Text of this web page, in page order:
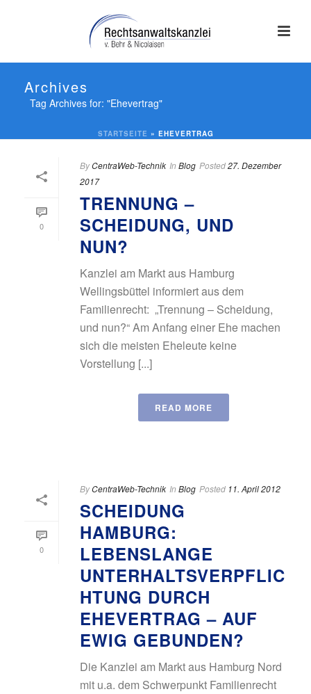
Archives
Tag Archives for: "Ehevertrag"
STARTSEITE » EHEVERTRAG
0
ByCentraWeb-Technik In Blog Posted27. Dezember
2017
TRENNUNG –
SCHEIDUNG, UND
NUN?
Kanzlei am Markt aus Hamburg
Wellingsbüttel informiert aus dem
Familienrecht: „Trennung – Scheidung,
und nun?“ Am Anfang einer Ehe machen
sich die meisten Eheleute keine
Vorstellung [...]
READ MORE
0
ByCentraWeb-Technik In Blog Posted 11. April 2012
SCHEIDUNG
HAMBURG:
LEBENSLANGE
UNTERHALTSVERPFLIC
HTUNG DURCH
EHEVERTRAG – AUF
EWIG GEBUNDEN?
Die Kanzlei am Markt aus Hamburg Nord
mit u.a. dem Schwerpunkt Familienrecht